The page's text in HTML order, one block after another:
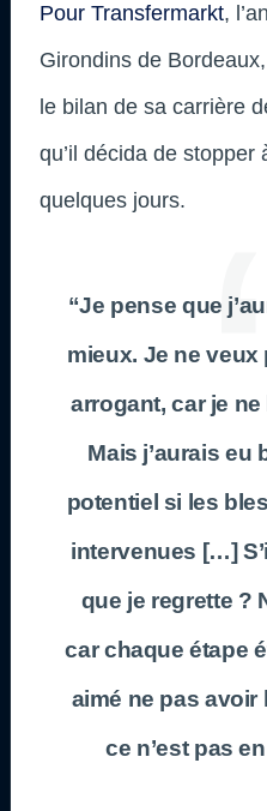
Pour Transfermarkt,
Girondins de Bordeaux,
le bilan de sa carrière
qu’il décida de stopper
quelques jours.
“Je pense que
mieux. Je ne veux
arrogant, car je
Mais j’aurais eu
potentiel si les
intervenues […]
que je regrette ?
car chaque étape
aimé ne pas avoir
ce n’est pas